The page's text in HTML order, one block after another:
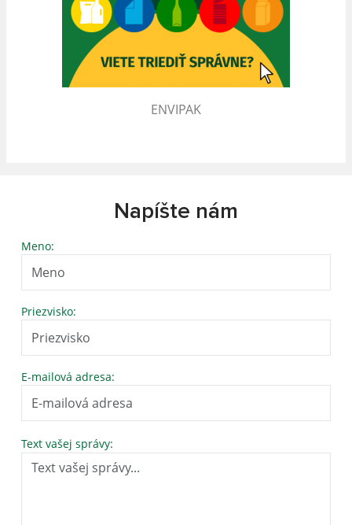
ENVIPAK
Napíšte nám
Meno:
Priezvisko:
E-mailová adresa:
Text vašej správy: